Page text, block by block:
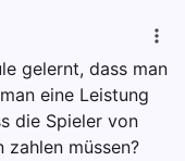
gelernt, dass man
eine Leistung
die Spieler von
zahlen müssen?